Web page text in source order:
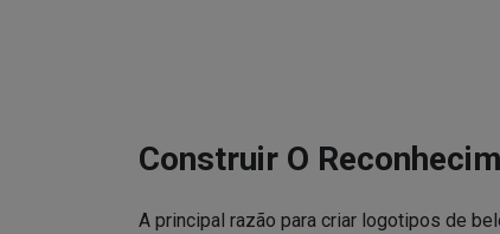
Construir O
A principal razão para criar logotipos de